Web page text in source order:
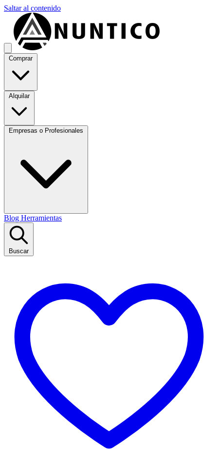
Saltar al contenido
Comprar
Alquilar
Empresas o Profesionales
Blog Herramientas
Buscar